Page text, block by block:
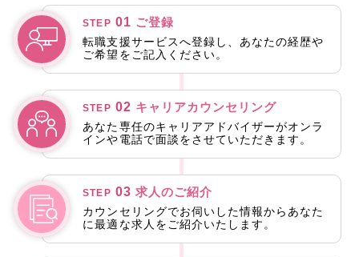
STEP 01 ご登録
転職支援サービスへ登録し、あなたの経歴や
ご希望をご記入ください。
STEP 02 キャリアカウンセリング
あなた専任のキャリアアドバイザーがオンラ
インや電話で面談をさせていただきます。
STEP 03 求人のご紹介
カウンセリングでお伺いした情報からあなた
に最適な求人をご紹介いたします。